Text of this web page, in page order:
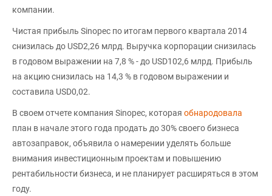
компании.
Чистая прибыль Sinopec по итогам первого квартала 2014
снизилась до USD2,26 млрд. Выручка корпорации снизилась
в годовом выражении на 7,8 % - до USD102,6 млрд. Прибыль
на акцию снизилась на 14,3 % в годовом выражении и
составила USD0,02.
В своем отчете компания Sinopec, которая обнародовала
план в начале этого года продать до 30% своего бизнеса
автозаправок, объявила о намерении уделять больше
внимания инвестиционным проектам и повышению
рентабильности бизнеса, и не планирует расширяться в этом
году.